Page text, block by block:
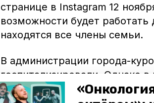
странице в Instagram 12
возможности будет
находятся все члены семьи.
В администрации города-
госпитализировали. Однако
доставили, в мэрии не